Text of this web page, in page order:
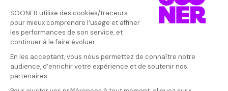
Vos avis
Donnez votre avis
Votre note
Votre commentaire
Il faut vous connecter pour
publier un avis
Un poème
un anticlérical